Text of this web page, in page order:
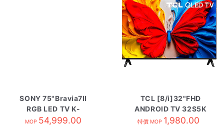
SONY 75"Bravia7II
RGB LED TV K-
75XR70M2
MOP 54,999.00
TCL [8/i]32"FHD
ANDROID TV 32S5K
特價 MOP 1,980.00